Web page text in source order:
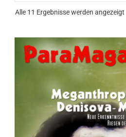
Alle 11 Ergebnisse werden angezeigt